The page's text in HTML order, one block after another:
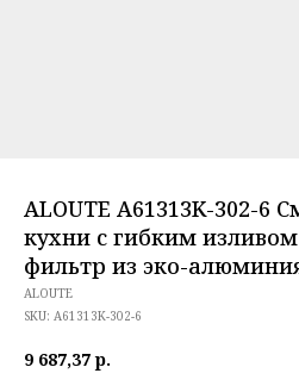
ALOUTE A61313K-302-6
кухни с гибким
фильтр из эко-
ALOUTE
SKU: A61313K-302-6
9 687,37 р.